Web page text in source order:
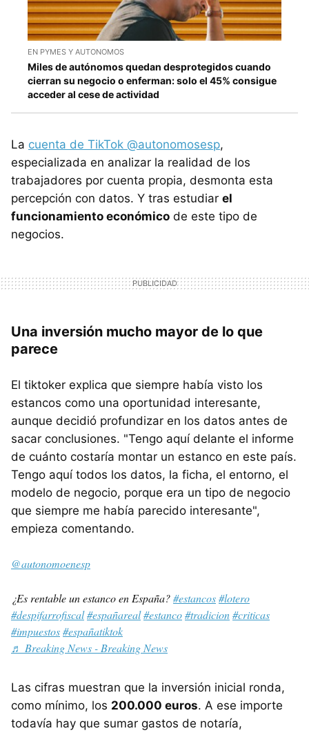
EN PYMES Y AUTONOMOS
Miles de autónomos quedan desprotegidos cuando
cierran su negocio o enferman: solo el 45% consigue
acceder al cese de actividad
La cuenta de TikTok @autonomosesp,
especializada en analizar la realidad de los
trabajadores por cuenta propia, desmonta esta
percepción con datos. Y tras estudiar el
funcionamiento económico de este tipo de
negocios.
Una inversión mucho mayor de lo que
parece
El tiktoker explica que siempre había visto los
estancos como una oportunidad interesante,
aunque decidió profundizar en los datos antes de
sacar conclusiones. "Tengo aquí delante el informe
de cuánto costaría montar un estanco en este país.
Tengo aquí todos los datos, la ficha, el entorno, el
modelo de negocio, porque era un tipo de negocio
que siempre me había parecido interesante",
empieza comentando.
@autonomoenesp
¿Es rentable un estanco en España?#estancos#lotero
#despifarrofiscal#españareal#estanco#tradicion#criticas
#impuestos#españatiktok
♬ Breaking News - Breaking News
Las cifras muestran que la inversión inicial ronda,
como mínimo, los 200.000 euros. A ese importe
todavía hay que sumar gastos de notaría,